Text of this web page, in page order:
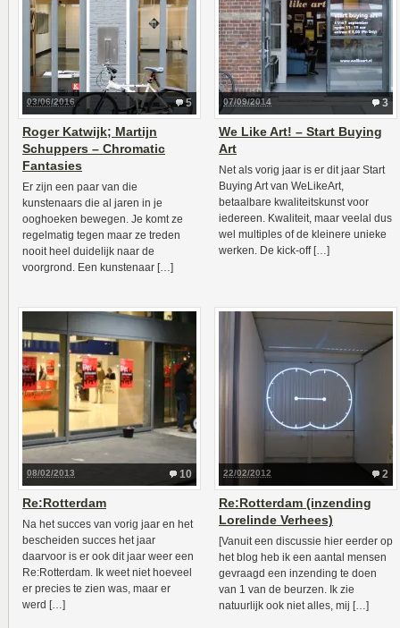
5
03/06/2016
Roger Katwijk; Martijn
Schuppers – Chromatic
Fantasies
Er zijn een paar van die
kunstenaars die al jaren in je
ooghoeken bewegen. Je komt ze
regelmatig tegen maar ze treden
nooit heel duidelijk naar de
voorgrond. Een kunstenaar […]
3
07/09/2014
We Like Art! – Start Buying
Art
Net als vorig jaar is er dit jaar Start
Buying Art van WeLikeArt,
betaalbare kwaliteitskunst voor
iedereen. Kwaliteit, maar veelal dus
wel multiples of de kleinere unieke
werken. De kick-off […]
10
08/02/2013
Re:Rotterdam
Na het succes van vorig jaar en het
bescheiden succes het jaar
daarvoor is er ook dit jaar weer een
Re:Rotterdam. Ik weet niet hoeveel
er precies te zien was, maar er
werd […]
2
22/02/2012
Re:Rotterdam (inzending
Lorelinde Verhees)
[Vanuit een discussie hier eerder op
het blog heb ik een aantal mensen
gevraagd een inzending te doen
van 1 van de beurzen. Ik zie
natuurlijk ook niet alles, mij […]